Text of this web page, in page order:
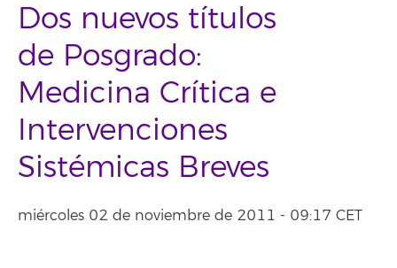
Dos nuevos títulos
de Posgrado:
Medicina Crítica e
Intervenciones
Sistémicas Breves
miércoles 02 de noviembre de 2011 - 09:17 CET